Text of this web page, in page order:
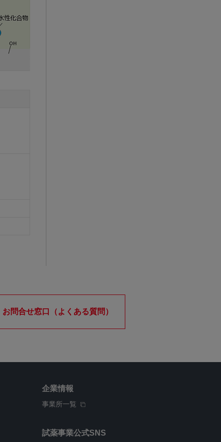
お問合せ窓口（よくある質問）
企業情報
事業所一覧
試薬事業公式SNS